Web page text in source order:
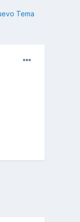
Tema